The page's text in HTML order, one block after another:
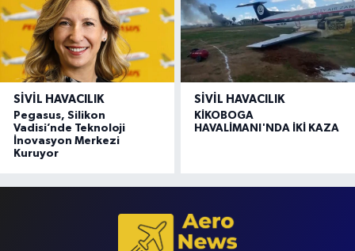
SIVIL HAVACILIK
Pegasus, Silikon
Vadisi’nde Teknoloji
İnovasyon Merkezi
Kuruyor
SIVIL HAVACILIK
KİKOBOGA
HAVALİMANI'NDA İKİ KAZA